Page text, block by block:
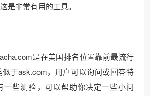
是非常有用的工具。
是在美国排名位置靠前最流行
于ask.com，用户可以询问或回答特
一些测验，可以帮助你决定一些小问